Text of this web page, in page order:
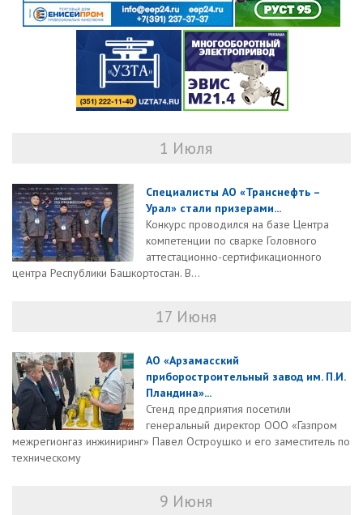
1 Июля
Специалисты АО «Транснефть –
Урал» стали призерами...
Конкурс проводился на базе Центра
компетенции по сварке Головного
аттестационно-сертификационного
центра Республики Башкортостан. В...
17 Июня
АО «Арзамасский
приборостроительный завод им. П.И.
Пландина»...
Стенд предприятия посетили
генеральный директор ООО «Газпром
межрегионгаз инжиниринг» Павел Остроушко и его заместитель по
техническому
9 Июня